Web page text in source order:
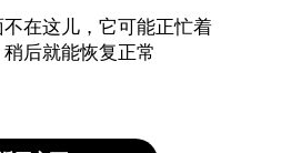
在这儿，它可能正忙着
后就能恢复正常